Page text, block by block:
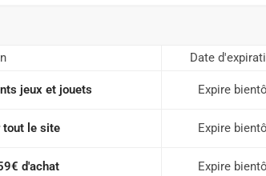
Date
jeux et jouets Expire
tout le site Expire
d'achat Expire